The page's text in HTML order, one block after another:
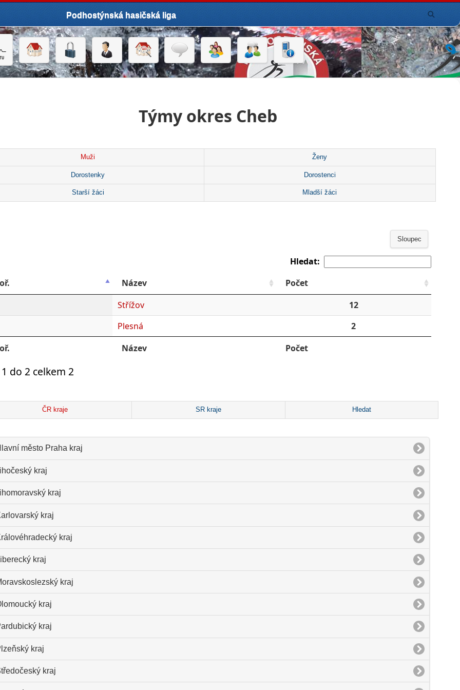
Podhostýnská hasičská liga
Týmy okres Cheb
Muži Ženy
Dorostenky Dorostenci
Starší žáci Mladší žáci
Sloupec
Hledat:
Název
Počet
Střížov
12
Plesná
2
Název Počet
do 2 celkem 2
ČR kraje SR kraje Hledat
město Praha kraj
kraj
kraj
kraj
kraj
kraj
kraj
kraj
kraj
kraj
kraj